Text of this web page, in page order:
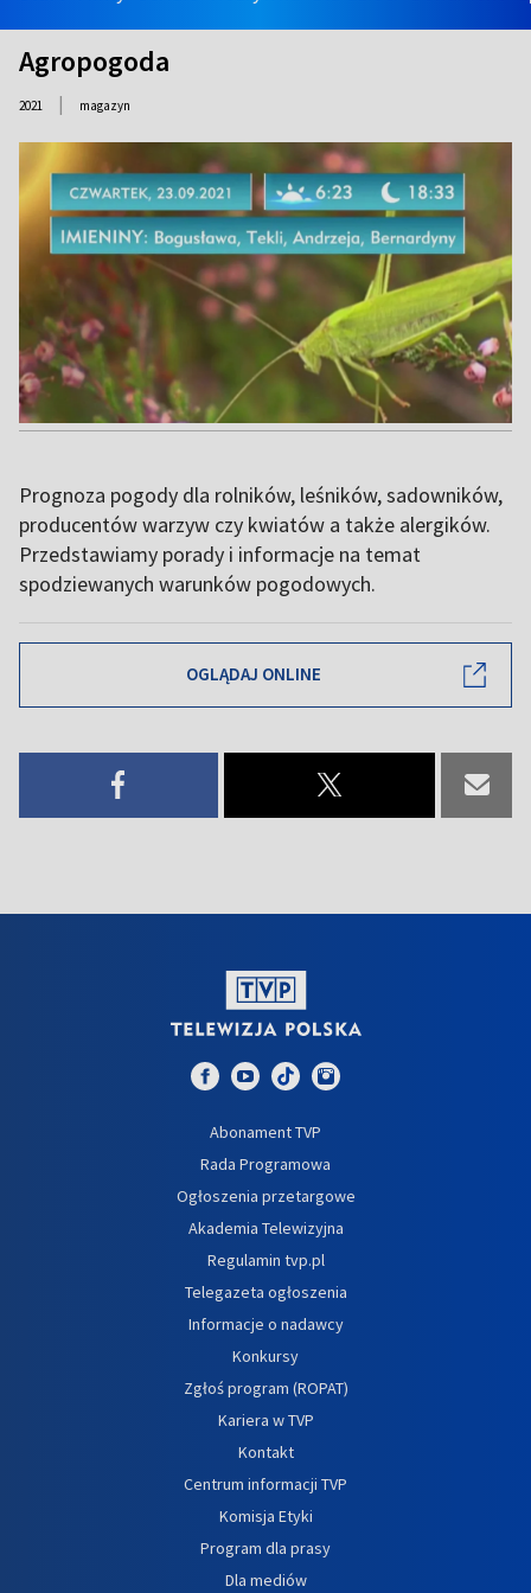
Agropogoda
2021 | magazyn
Prognoza pogody dla rolników, leśników, sadowników,
producentów warzyw czy kwiatów a także alergików.
Przedstawiamy porady i informacje na temat
spodziewanych warunków pogodowych.
OGLĄDAJ ONLINE
Abonament TVP
Rada Programowa
Ogłoszenia przetargowe
Akademia Telewizyjna
Regulamin tvp.pl
Telegazeta ogłoszenia
Informacje o nadawcy
Konkursy
Zgłoś program (ROPAT)
Kariera w TVP
Kontakt
Centrum informacji TVP
Komisja Etyki
Program dla prasy
Dla mediów